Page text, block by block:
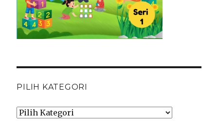
PILIH KATEGORI
Pilih